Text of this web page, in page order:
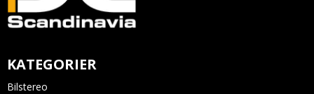
KATEGORIER
Bilstereo